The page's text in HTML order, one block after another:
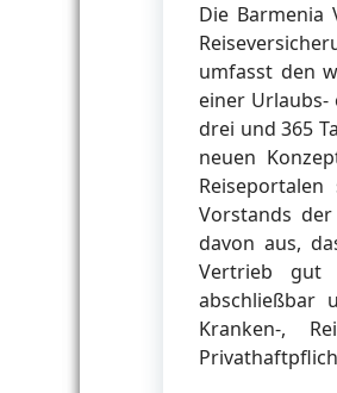
Die Barmenia
umfasst den
einer Urlaubs-
drei und 365
neuen
Vorstands
davon aus,
Vertrieb gut
abschließbar
Kranken-,